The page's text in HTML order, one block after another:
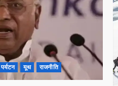
पर्यटन यूथ राजनीति